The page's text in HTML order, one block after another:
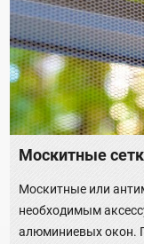
Москитные
Москитные или
необходимым
алюминиевых окон.